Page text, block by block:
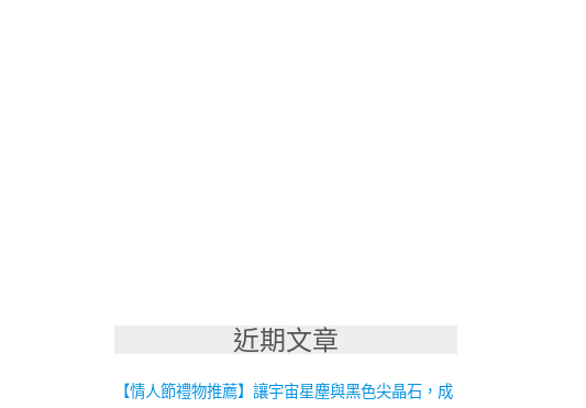
近期文章
【情人節禮物推薦】讓宇宙星塵與黑色尖晶石，成